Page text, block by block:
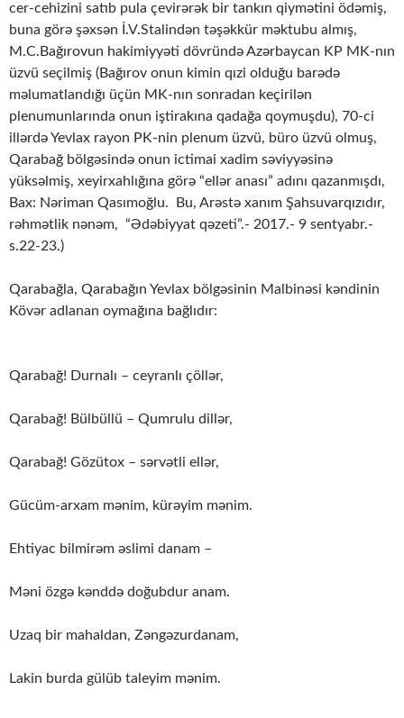
cer-cehizini satıb pula çevirərək bir tankın qiymətini ödəmiş,
buna görə şəxsən İ.V.Stalindən təşəkkür məktubu almış,
M.C.Bağırovun hakimiyyəti dövründə Azərbaycan KP MK-nın
üzvü seçilmiş (Bağırov onun kimin qızi olduğu barədə
məlumatlandığı üçün MK-nın sonradan keçirilən
plenumunlarında onun iştirakına qadağa qoymuşdu), 70-ci
illərdə Yevlax rayon PK-nin plenum üzvü, büro üzvü olmuş,
Qarabağ bölgəsində onun ictimai xadim səviyyəsinə
yüksəlmiş, xeyirxahlığına görə “ellər anası” adını qazanmışdı,
Bax: Nəriman Qasımoğlu. Bu, Arəstə xanım Şahsuvarqızıdır,
rəhmətlik nənəm, “Ədəbiyyat qəzeti”.- 2017.- 9 sentyabr.-
s.22-23.)
Qarabağla, Qarabağın Yevlax bölgəsinin Malbinəsi kəndinin
Kövər adlanan oymağına bağlıdır:
Qarabağ! Durnalı – ceyranlı çöllər,
Qarabağ! Bülbüllü – Qumrulu dillər,
Qarabağ! Gözütox – sərvətli ellər,
Gücüm-arxam mənim, kürəyim mənim.
Ehtiyac bilmirəm əslimi danam –
Məni özgə kənddə doğubdur anam.
Uzaq bir mahaldan, Zəngəzurdanam,
Lakin burda gülüb taleyim mənim.